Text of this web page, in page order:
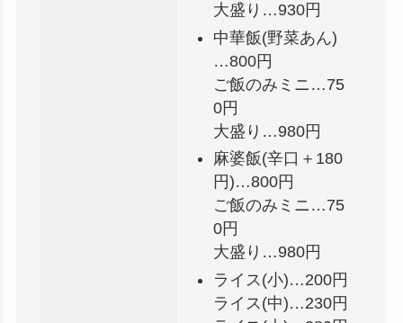
大盛り…930円
中華飯(野菜あん)
…800円
ご飯のみミニ…75
0円
大盛り…980円
麻婆飯(辛口＋180
円)…800円
ご飯のみミニ…75
0円
大盛り…980円
ライス(小)…200円
ライス(中)…230円